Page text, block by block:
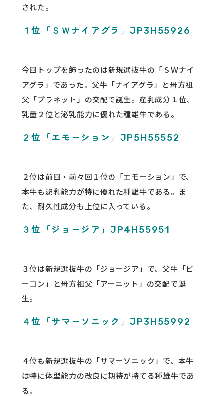
された。
１位「ＳＷナイアグラ」JP3H55926
今回トップを飾ったのは新規選抜牛の「ＳＷナイ
アグラ」であった。父牛「ナイアグラ」と母方祖
父「プラネット」の交配で誕生。産乳成分１位、
乳量２位と泌乳能力に優れた種雄牛である。
２位「エモーション」JP5H55552
２位は前回・前々回１位の「エモーション」で、
本牛も泌乳能力が特に優れた種雄牛である。ま
た、耐久性成分も上位に入っている。
３位「ジョージア」JP4H55951
３位は新規選抜牛の「ジョージア」で、父牛「ビ
ーコン」と母方祖父「アーニット」の交配で誕
生。
４位「サマーソニック」JP3H55992
４位も新規選抜牛の「サマーソニック」で、本牛
は特に体型能力の改良に期待が持てる種雄牛であ
る。